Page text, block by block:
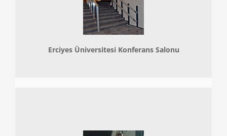
Erciyes Üniversitesi Konferans Salonu